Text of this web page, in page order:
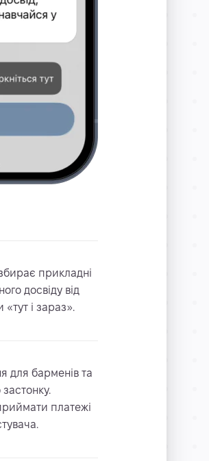
прикладні
досвіду від
і зараз».
для барменів та
платежі